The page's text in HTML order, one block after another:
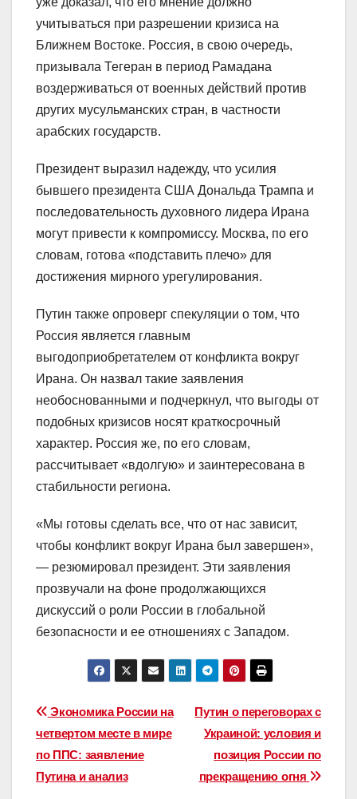
учитываться при разрешении кризиса на
Ближнем Востоке. Россия, в свою очередь,
призывала Тегеран в период Рамадана
воздерживаться от военных действий против
других мусульманских стран, в частности
арабских государств.
Президент выразил надежду, что усилия
бывшего президента США Дональда Трампа и
последовательность духовного лидера Ирана
могут привести к компромиссу. Москва, по его
словам, готова «подставить плечо» для
достижения мирного урегулирования.
Путин также опроверг спекуляции о том, что
Россия является главным
выгодоприобретателем от конфликта вокруг
Ирана. Он назвал такие заявления
необоснованными и подчеркнул, что выгоды от
подобных кризисов носят краткосрочный
характер. Россия же, по его словам,
рассчитывает «вдолгую» и заинтересована в
стабильности региона.
«Мы готовы сделать все, что от нас зависит,
чтобы конфликт вокруг Ирана был завершен»,
— резюмировал президент. Эти заявления
прозвучали на фоне продолжающихся
дискуссий о роли России в глобальной
безопасности и ее отношениях с Западом.
Навигация
по
записям
Путин о переговорах с
Украиной: условия и
позиция России по
прекращению огня
Экономика России на
четвертом месте в мире
по ППС: заявление
Путина и анализ